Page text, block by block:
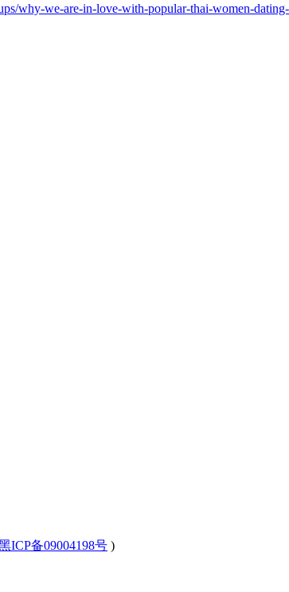
why-we-are-in-love-with-popular-thai-women-
ICP备09004198号 )